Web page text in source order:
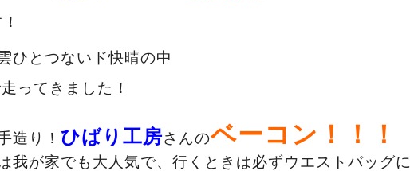
ひとつないド快晴の中
ってきました！
造り！ ひばり工房さんのベーコン！！！
我が家でも大人気で、行くときは必ずウエストバッグに